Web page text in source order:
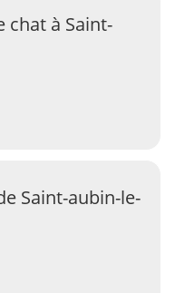
chat à Saint-
Saint-aubin-le-